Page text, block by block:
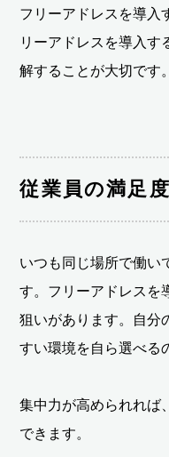
フリーアドレスを導入
リーアドレスを導入す
解することが大切です。
従業員の満足
いつも同じ場所で働い
す。フリーアドレスを
狙いがあります。自分
すい環境を自ら選べる
集中力が高められれば
できます。